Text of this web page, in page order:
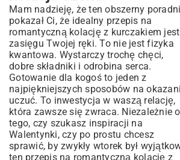
Mam nadzieję, że ten obszerny
pokazał Ci, że idealny przepis na
romantyczną kolację z kurczakiem
zasięgu Twojej ręki. To nie jest fizyka
kwantowa. Wystarczy trochę chęci,
dobre składniki i odrobina serca.
Gotowanie dla kogoś to jeden z
najpiękniejszych sposobów na
uczuć. To inwestycja w waszą relację,
która zawsze się zwraca. Niezależnie
tego, czy szukasz inspiracji na
Walentynki, czy po prostu chcesz
sprawić, by zwykły wtorek był
ten przepis na romantyczną kolację z